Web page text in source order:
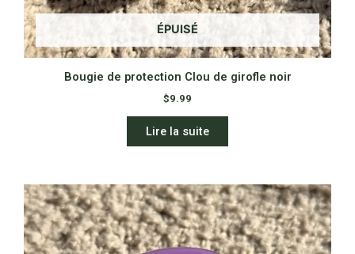
ÉPUISÉ
Bougie de protection Clou de girofle noir
$9.99
Lire la suite